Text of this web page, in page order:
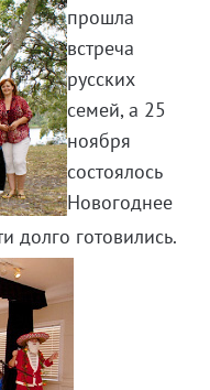
прошла
встреча
русских
семей, а 25
ноября
состоялось
Новогоднее
долго готовились.